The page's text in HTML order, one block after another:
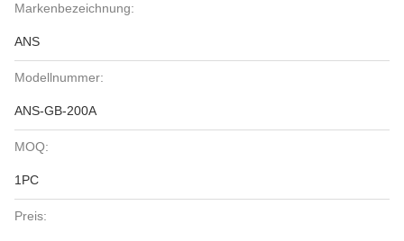
Markenbezeichnung:
ANS
Modellnummer:
ANS-GB-200A
MOQ:
1PC
Preis: